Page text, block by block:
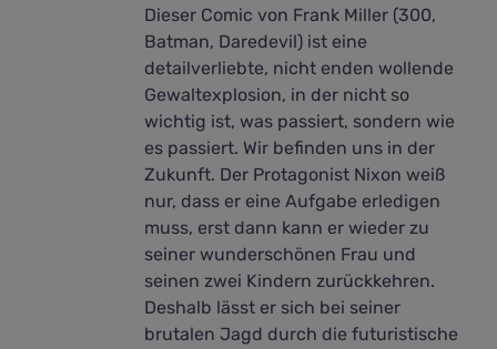
Dieser Comic von Frank Miller (300,
Batman, Daredevil) ist eine
detailverliebte, nicht enden wollende
Gewaltexplosion, in der nicht so
wichtig ist, was passiert, sondern wie
es passiert. Wir befinden uns in der
Zukunft. Der Protagonist Nixon weiß
nur, dass er eine Aufgabe erledigen
muss, erst dann kann er wieder zu
seiner wunderschönen Frau und
seinen zwei Kindern zurückkehren.
Deshalb lässt er sich bei seiner
brutalen Jagd durch die futuristische